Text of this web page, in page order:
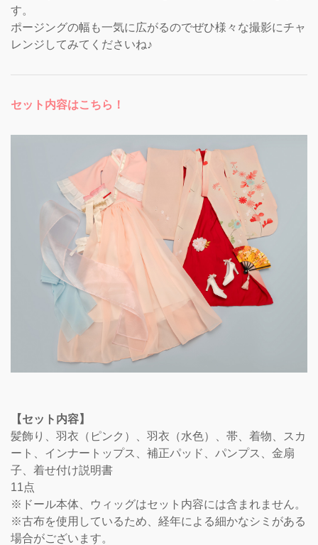
す。
ポージングの幅も一気に広がるのでぜひ様々な撮影にチャ
レンジしてみてくださいね♪
セット内容はこちら！
【セット内容】
髪飾り、羽衣（ピンク）、羽衣（水色）、帯、着物、スカ
ート、インナートップス、補正パッド、パンプス、金扇
子、着せ付け説明書
11点
※ドール本体、ウィッグはセット内容には含まれません。
※古布を使用しているため、経年による細かなシミがある
場合がございます。